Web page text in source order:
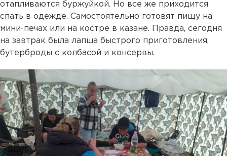
отапливаются буржуйкой. Но все же приходится
спать в одежде. Самостоятельно готовят пищу на
мини-печах или на костре в казане. Правда, сегодня
на завтрак была лапша быстрого приготовления,
бутерброды с колбасой и консервы.